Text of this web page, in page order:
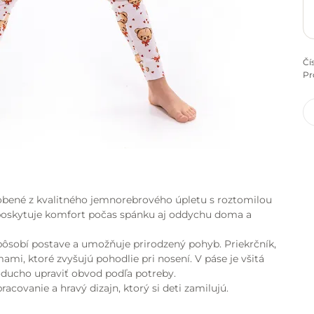
z kvalitného jemnorebrového úpletu s roztomilou
komfort počas spánku aj oddychu doma a
postave a umožňuje prirodzený pohyb. Priekrčník,
ktoré zvyšujú pohodlie pri nosení. V páse je všitá
upraviť obvod podľa potreby.
a hravý dizajn, ktorý si deti zamilujú.